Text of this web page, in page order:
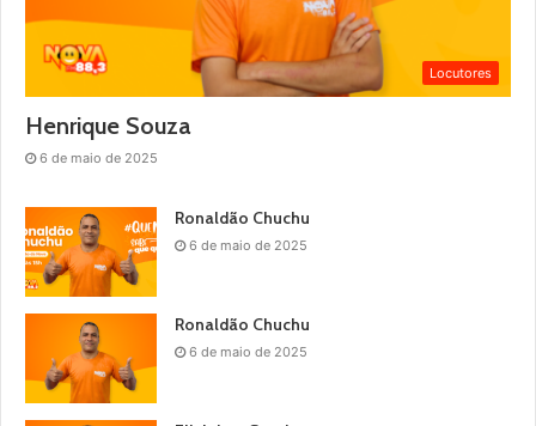
Locutores
Henrique Souza
6 de maio de 2025
Ronaldão Chuchu
6 de maio de 2025
Ronaldão Chuchu
6 de maio de 2025